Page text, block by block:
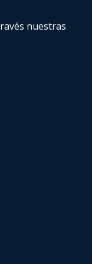
nuestras